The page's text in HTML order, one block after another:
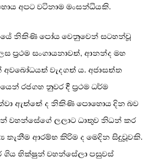
අපට වටිනාම මංසන්ධියකි.
නිකිණි පෝය වෙනුවෙන් සටහන්වූ
ප්‍රථම සංගායනාවත්, ආනන්ද මහ
වැදගත් ය. අජාසත්ත
රජගහ නුවර දී ප්‍රථම ධර්ම
ඇත්තේ ද නිකිණි පොහොය දින බව
වහන්සේගේ ලලාට ධාතුව නිධන් කර
ආරම්භ කිරිම ද මෙදින සිදුවූවකි.
ගිය භික්ෂුන් වහන්සේලා පසුවස්